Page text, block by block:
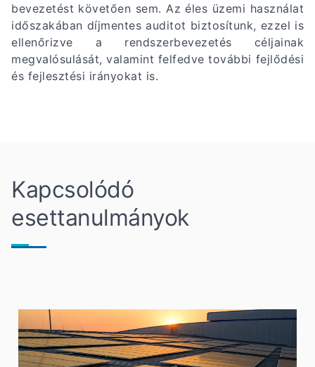
bevezetést követően sem. Az éles üzemi használat
időszakában díjmentes auditot biztosítunk, ezzel is
ellenőrizve a rendszerbevezetés céljainak
megvalósulását, valamint felfedve további fejlődési
és fejlesztési irányokat is.
Kapcsolódó
esettanulmányok